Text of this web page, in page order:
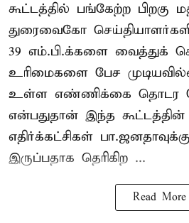
கூட்டத்தில் பங்கேற்ற பிறகு
துரைவைகோ
39 எம்.பி.க்களை வைத்துக்
உரிமைகளை பேச
உள்ள எண்ணிக்கை தொடர
என்பதுதான் இந்த கூட்டத்தின்
எதிர்க்கட்சிகள்
இருப்பதாக தெரிகிற ...
Read More